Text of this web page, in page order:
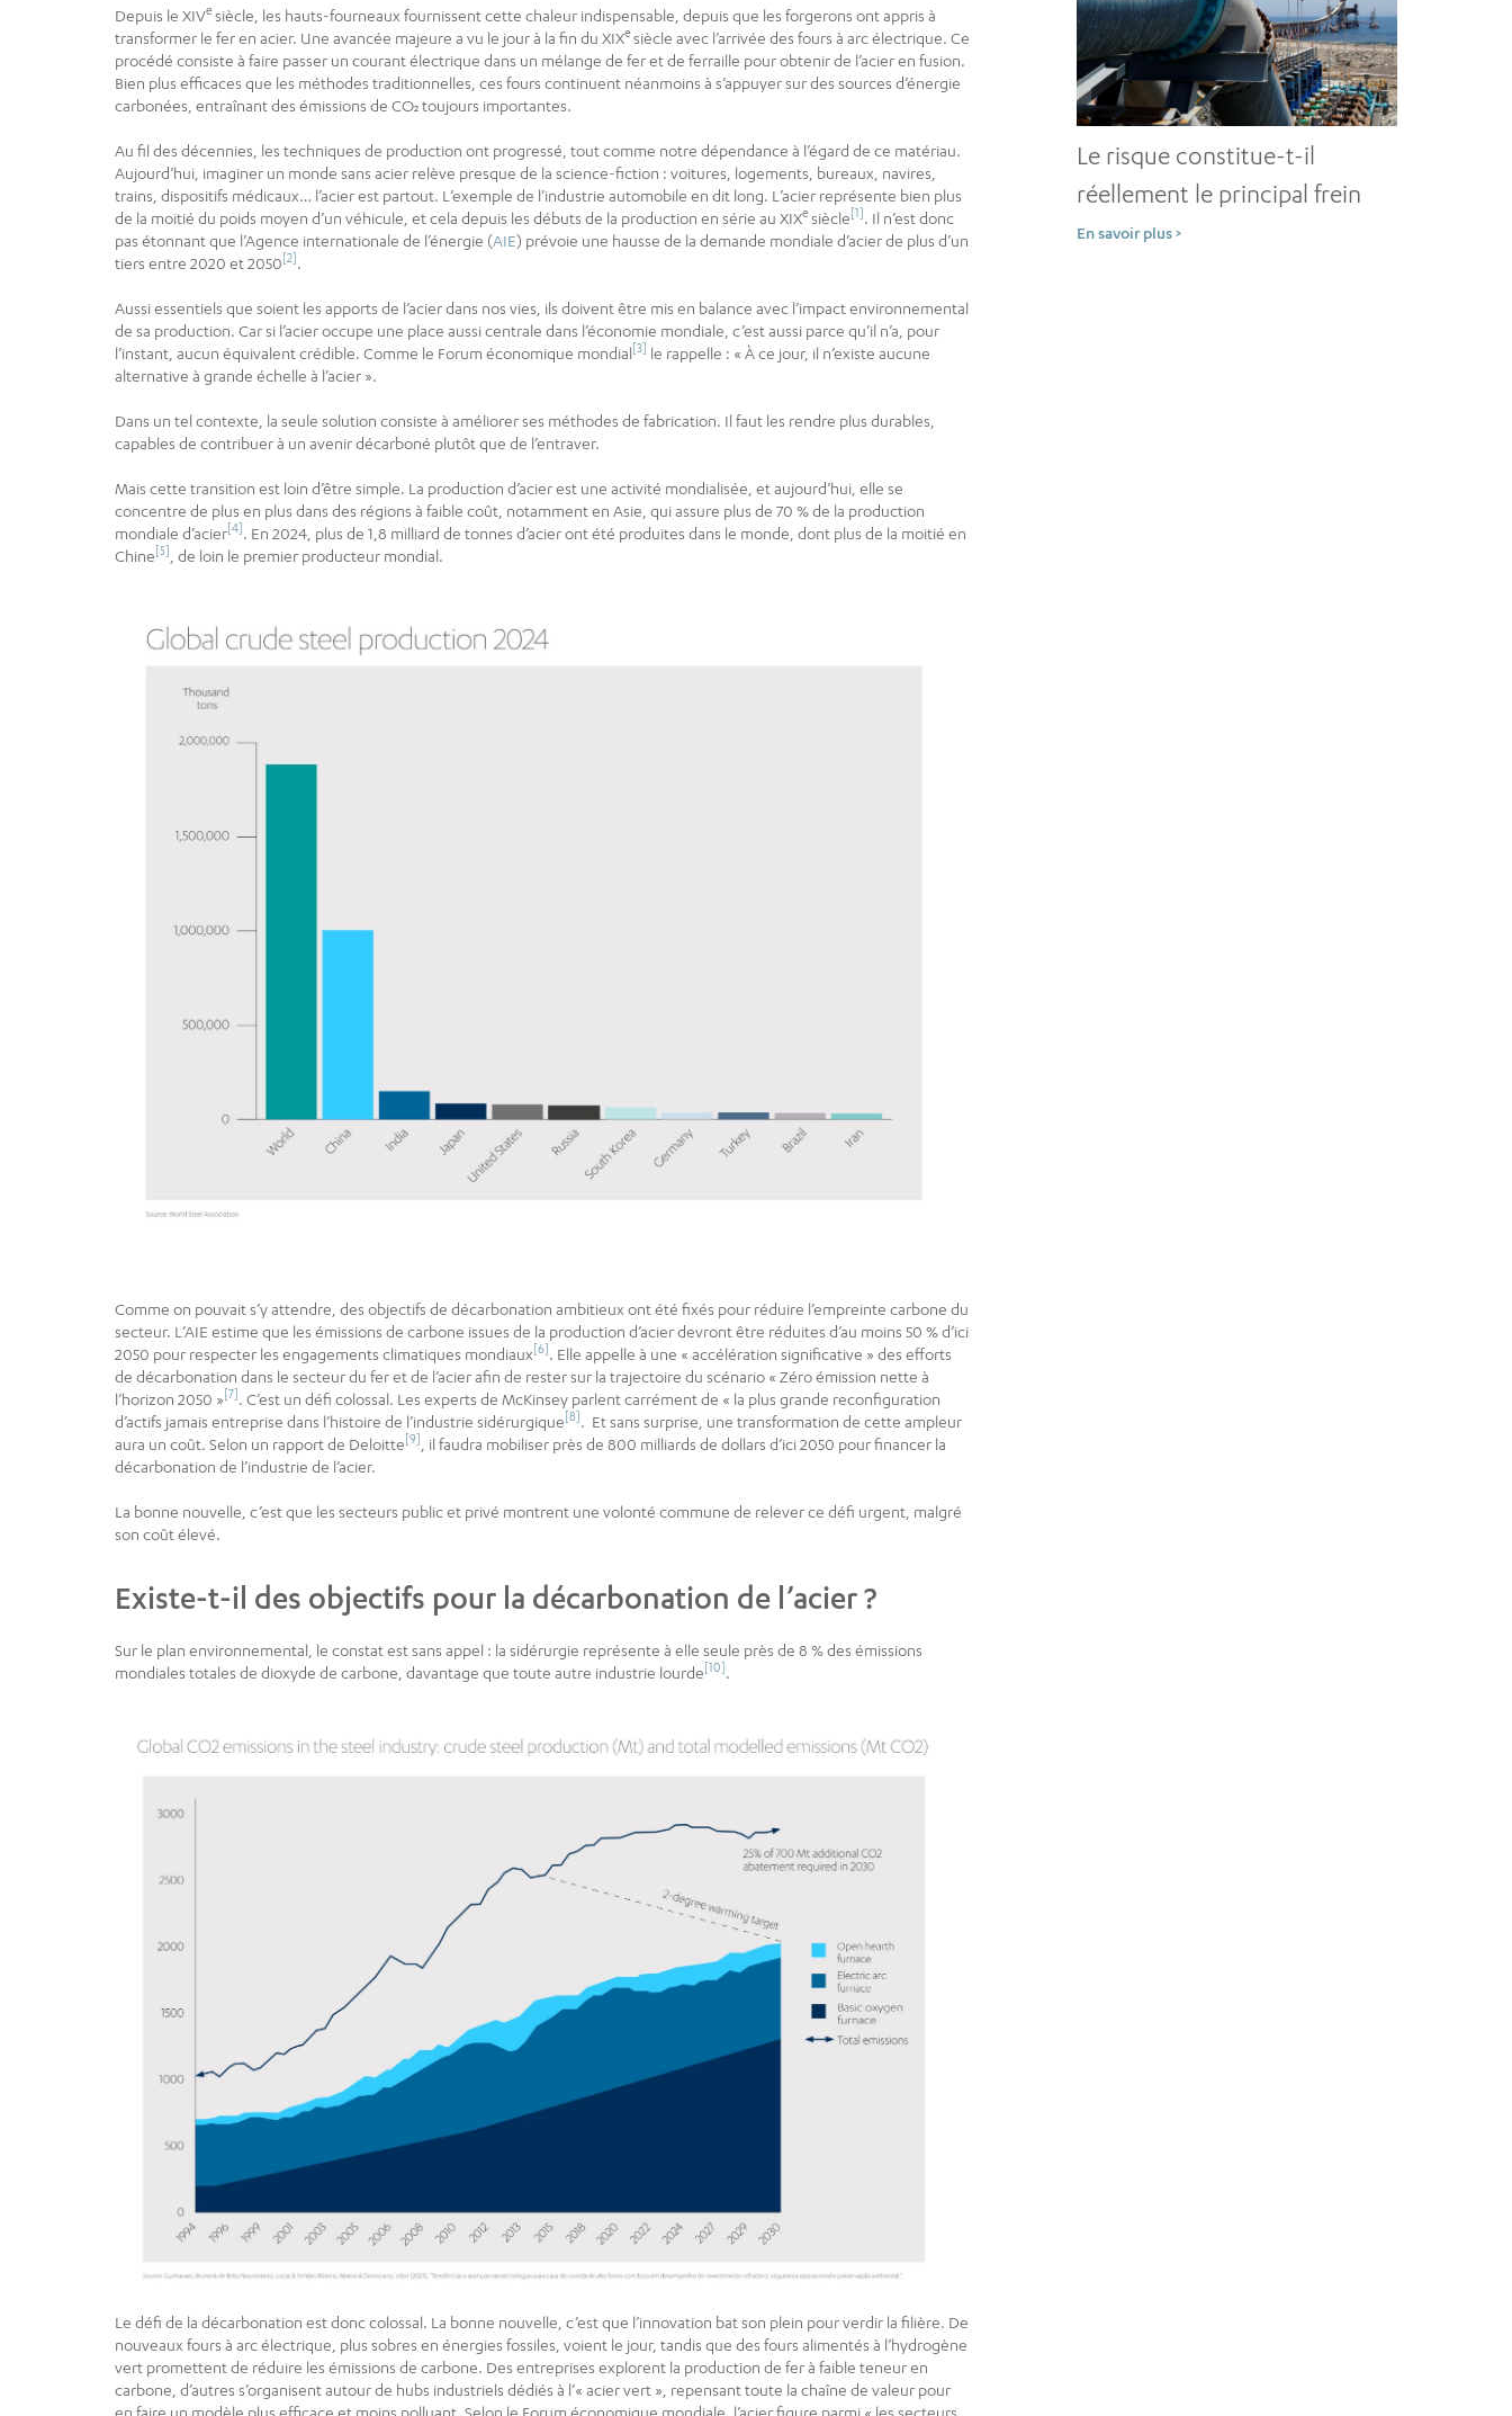
Depuis le XIVesiècle, les hauts-fourneaux fournissent cette chaleur indispensable, depuis que les forgerons ont appris à
transformer le fer en acier. Une avancée majeure a vu le jour à la fin du XIXesiècle avec l’arrivée des fours à arc électrique. Ce
procédé consiste à faire passer un courant électrique dans un mélange de fer et de ferraille pour obtenir de l’acier en fusion.
Bien plus efficaces que les méthodes traditionnelles, ces fours continuent néanmoins à s’appuyer sur des sources d’énergie
carbonées, entraînant des émissions de CO₂ toujours importantes.
Au fil des décennies, les techniques de production ont progressé, tout comme notre dépendance à l’égard de ce matériau.
Aujourd’hui, imaginer un monde sans acier relève presque de la science-fiction : voitures, logements, bureaux, navires,
trains, dispositifs médicaux… l’acier est partout. L’exemple de l’industrie automobile en dit long. L’acier représente bien plus
de la moitié du poids moyen d’un véhicule, et cela depuis les débuts de la production en série au XIXesiècle[1] . Il n’est donc
pas étonnant que l’Agence internationale de l’énergie (AIE) prévoie une hausse de la demande mondiale d’acier de plus d’un
tiers entre 2020 et 2050[2] .
Aussi essentiels que soient les apports de l’acier dans nos vies, ils doivent être mis en balance avec l’impact environnemental
de sa production. Car si l’acier occupe une place aussi centrale dans l’économie mondiale, c’est aussi parce qu’il n’a, pour
l’instant, aucun équivalent crédible. Comme le Forum économique mondial[3] le rappelle : « À ce jour, il n’existe aucune
alternative à grande échelle à l’acier ».
Dans un tel contexte, la seule solution consiste à améliorer ses méthodes de fabrication. Il faut les rendre plus durables,
capables de contribuer à un avenir décarboné plutôt que de l’entraver.
Mais cette transition est loin d’être simple. La production d’acier est une activité mondialisée, et aujourd’hui, elle se
concentre de plus en plus dans des régions à faible coût, notamment en Asie, qui assure plus de 70 % de la production
mondiale d’acier[4] . En 2024, plus de 1,8 milliard de tonnes d’acier ont été produites dans le monde, dont plus de la moitié en
Chine[5] , de loin le premier producteur mondial.
Comme on pouvait s’y attendre, des objectifs de décarbonation ambitieux ont été fixés pour réduire l’empreinte carbone du
secteur. L’AIE estime que les émissions de carbone issues de la production d’acier devront être réduites d’au moins 50 % d’ici
2050 pour respecter les engagements climatiques mondiaux [6] . Elle appelle à une « accélération significative » des efforts
de décarbonation dans le secteur du fer et de l’acier afin de rester sur la trajectoire du scénario « Zéro émission nette à
l’horizon 2050 » [7] . C’est un défi colossal. Les experts de McKinsey parlent carrément de « la plus grande reconfiguration
d’actifs jamais entreprise dans l’histoire de l’industrie sidérurgique [8] . Et sans surprise, une transformation de cette ampleur
aura un coût. Selon un rapport de Deloitte [9]
, il faudra mobiliser près de 800 milliards de dollars d’ici 2050 pour financer la
décarbonation de l’industrie de l’acier.
La bonne nouvelle, c’est que les secteurs public et privé montrent une volonté commune de relever ce défi urgent, malgré
son coût élevé.
Existe-t-il des objectifs pour la décarbonation de l’acier ?
Sur le plan environnemental, le constat est sans appel : la sidérurgie représente à elle seule près de 8 % des émissions
mondiales totales de dioxyde de carbone, davantage que toute autre industrie lourde [10] .
Le défi de la décarbonation est donc colossal. La bonne nouvelle, c’est que l’innovation bat son plein pour verdir la filière. De
nouveaux fours à arc électrique, plus sobres en énergies fossiles, voient le jour, tandis que des fours alimentés à l’hydrogène
vert promettent de réduire les émissions de carbone. Des entreprises explorent la production de fer à faible teneur en
carbone, d’autres s’organisent autour de hubs industriels dédiés à l’« acier vert », repensant toute la chaîne de valeur pour
en faire un modèle plus efficace et moins polluant. Selon le Forum économique mondiale, l’acier figure parmi « les secteurs
Le risque constitue-t-il
réellement le principal frein
aux investissements dans le
En savoir plus >